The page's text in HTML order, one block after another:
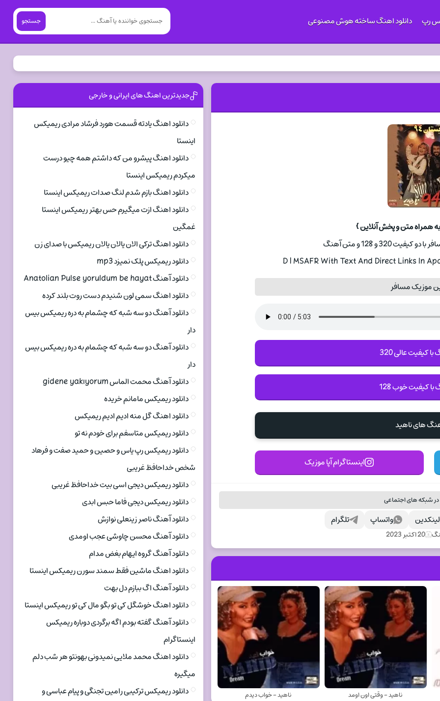
رپ دانلود اهنگ ساخته هوش مصنوعی جستجو
همراه متن و پخش آنلاین }
320 و 128 و متن آهنگ
موزیک مسافر
کیفیت عالی 320
با کیفیت خوب 128
های ناهيد
اینستاگرام آپا موزیک
شبکه های اجتماعی
تلگرام واتساپ لینکدین
20 اکتبر 2023
ناهيد - وقتی اون اومد ناهيد - خواب دیدم
جدیدترین اهنگ های ایرانی و خارجی
دانلود اهنگ یادته قسمت هورد فرشاد مرادی ریمیکس
اینستا
دانلود اهنگ پیشرو من که داشتم همه چیو درست
میکردم ریمیکس اینستا
دانلود اهنگ بازم شدم لنگ صدات ریمیکس اینستا
دانلود اهنگ ازت میگیرم حس بهتر ریمیکس اینستا
غمگین
دانلود اهنگ ترکی الان یالان یالان ریمیکس با صدای زن
دانلود ریمیکس پلک نمیزد mp3
دانلود آهنگ Anatolian Pulse yoruldum be hayat
دانلود اهنگ سمی لون شنیدم دست روت بلند کرده
دانلود آهنگ دو سه شبه که چشمام به دره ریمیکس بیس
دار
دانلود آهنگ دو سه شبه که چشمام به دره ریمیکس بیس
دار
دانلود آهنگ محمت الماس gidene yakıyorum
دانلود ریمیکس مامانم خریده
دانلود اهنگ گل منه ادیم ادیم ریمیکس
دانلود ریمیکس متاسفم برای خودم نه تو
دانلود ریمیکس رپ یاس و حصین و حمید صفت و فرهاد
شخص خداحافظ غریبی
دانلود ریمیکس دیجی اسی بیت خداحافظ غریبی
دانلود ریمیکس دیجی فاما حبس ابدی
دانلود آهنگ ناصر زینعلی نوازش
دانلود آهنگ محسن چاوشی عجب اومدی
دانلود آهنگ گروه ایهام بغض مدام
دانلود اهنگ ماشین فقط سمند سورن ریمیکس اینستا
دانلود آهنگ اگ ببازم دل بهت
دانلود اهنگ خوشگل کی تو بگو مال کی تو ریمیکس اینستا
دانلود آهنگ گفته بودم اگه برگردی دوباره ریمیکس
اینستاگرام
دانلود اهنگ محمد ملایی نمیدونی بهونتو هر شب دلم
میگیره
دانلود ریمیکس ترکیبی رامین تجنگی و پیام عباسی و